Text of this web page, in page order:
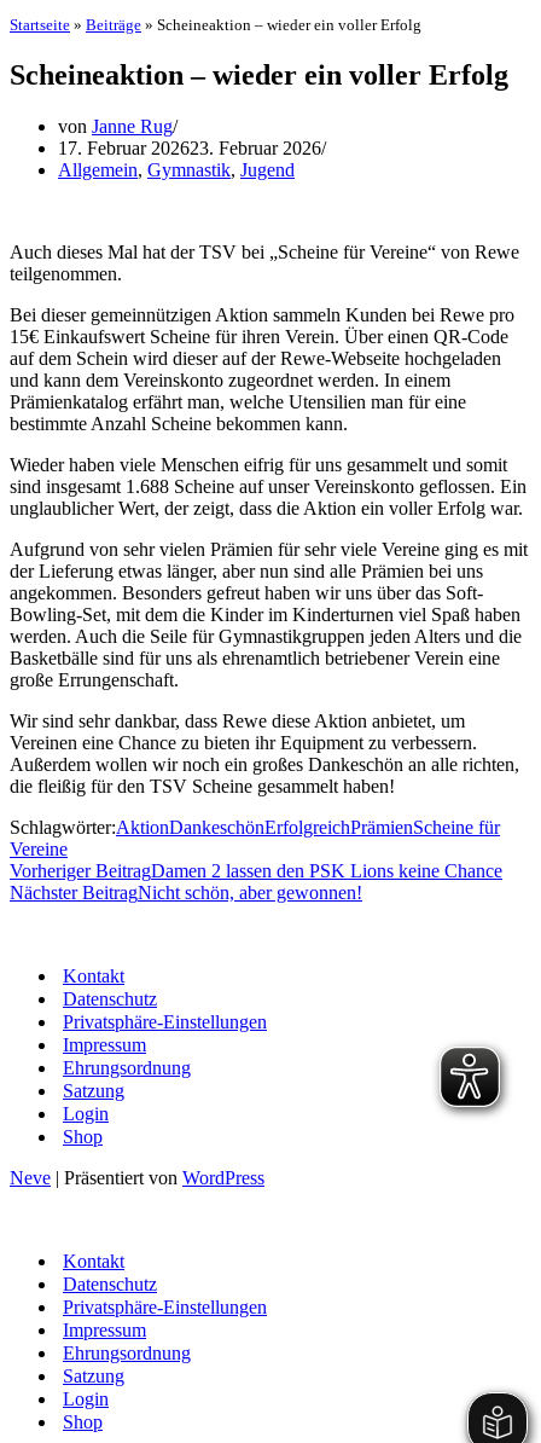
Startseite » Beiträge » Scheineaktion – wieder ein voller Erfolg
Scheineaktion – wieder ein voller Erfolg
von Janne Rug
17. Februar 202623. Februar 2026
Allgemein, Gymnastik, Jugend
Auch dieses Mal hat der TSV bei „Scheine für Vereine“ von Rewe
teilgenommen.
Bei dieser gemeinnützigen Aktion sammeln Kunden bei Rewe pro
15€ Einkaufswert Scheine für ihren Verein. Über einen QR-Code
auf dem Schein wird dieser auf der Rewe-Webseite hochgeladen
und kann dem Vereinskonto zugeordnet werden. In einem
Prämienkatalog erfährt man, welche Utensilien man für eine
bestimmte Anzahl Scheine bekommen kann.
Wieder haben viele Menschen eifrig für uns gesammelt und somit
sind insgesamt 1.688 Scheine auf unser Vereinskonto geflossen. Ein
unglaublicher Wert, der zeigt, dass die Aktion ein voller Erfolg war.
Aufgrund von sehr vielen Prämien für sehr viele Vereine ging es mit
der Lieferung etwas länger, aber nun sind alle Prämien bei uns
angekommen. Besonders gefreut haben wir uns über das Soft-
Bowling-Set, mit dem die Kinder im Kinderturnen viel Spaß haben
werden. Auch die Seile für Gymnastikgruppen jeden Alters und die
Basketbälle sind für uns als ehrenamtlich betriebener Verein eine
große Errungenschaft.
Wir sind sehr dankbar, dass Rewe diese Aktion anbietet, um
Vereinen eine Chance zu bieten ihr Equipment zu verbessern.
Außerdem wollen wir noch ein großes Dankeschön an alle richten,
die fleißig für den TSV Scheine gesammelt haben!
Schlagwörter:AktionDankeschönErfolgreichPrämienScheine für
Vereine
Vorheriger BeitragDamen 2 lassen den PSK Lions keine Chance
Nächster BeitragNicht schön, aber gewonnen!
Kontakt
Datenschutz
Privatsphäre-Einstellungen
Impressum
Ehrungsordnung
Satzung
Login
Shop
Neve | Präsentiert von WordPress
Kontakt
Datenschutz
Privatsphäre-Einstellungen
Impressum
Ehrungsordnung
Satzung
Login
Shop